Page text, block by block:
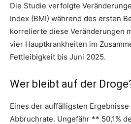
Die Studie verfolgte
Index (BMI) während des ersten
korrelierte diese Veränderungen
vier Hauptkrankheiten im
Fettleibigkeit bis Juni 2025.
Wer bleibt auf der
Eines der auffälligsten
Abbruchrate. Ungefähr ** 50,1%